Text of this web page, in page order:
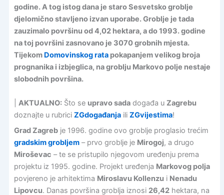
godine. A tog istog dana je staro Sesvetsko groblje
djelomično stavljeno izvan uporabe. Groblje je tada
zauzimalo površinu od 4,02 hektara, a do 1993. godine
na toj površini zasnovano je 3070 grobnih mjesta.
Tijekom Domovinskog ratapokapanjem velikog broja
prognanika i izbjeglica, na groblju Markovo polje nestaje
slobodnih površina.
AKTUALNO:Što se upravo sadadogađa u Zagrebu
doznajte u rubrici ZGdogađanjaili ZGvijestima!
Grad Zagrebje 1996. godine ovo groblje proglasio trećim
gradskim grobljem– prvo groblje je Mirogoj, a drugo
Miroševac – te se pristupilo njegovom uređenju prema
projektu iz 1995. godine. Projekt uređenja Markovog polja
povjereno je arhitektima Miroslavu Kollenzu i Nenadu
Lipovcu. Danas površina groblja iznosi 26,42hektara, na